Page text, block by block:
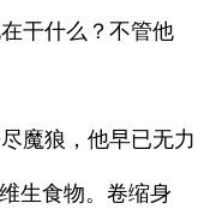
干什么？不管他
魔狼，他早已无力
生食物。卷缩身